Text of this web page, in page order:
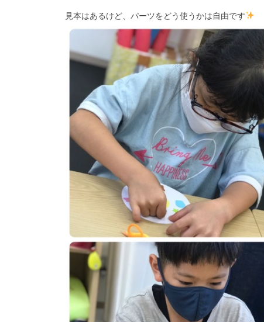
見本はあるけど、パーツをどう使うかは自由です